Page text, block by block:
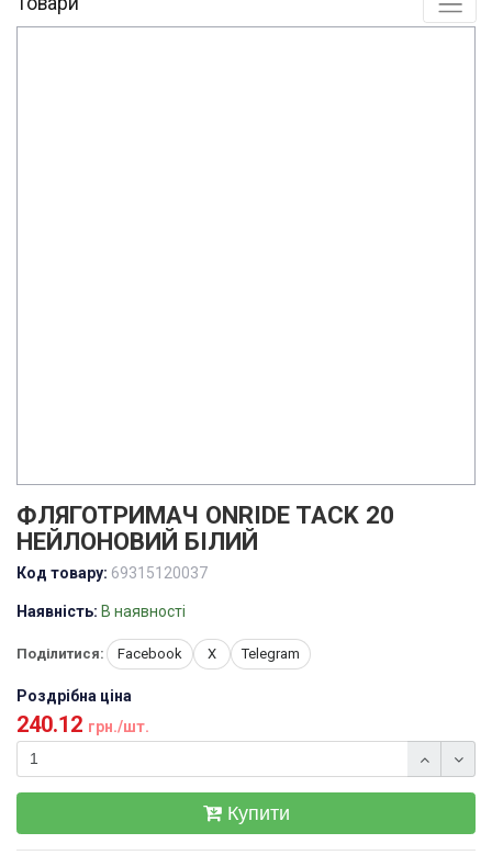
ФЛЯГОТРИМАЧ ONRIDE TACK 20
НЕЙЛОНОВИЙ БІЛИЙ
Код товару: 69315120037
Наявність: В наявності
Поділитися: Facebook X Telegram
Роздрібна ціна
240.12 грн./шт.
Купити